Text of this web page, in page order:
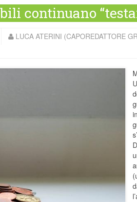
continuano
LUCA ATERINI (CAPOREDATTORE